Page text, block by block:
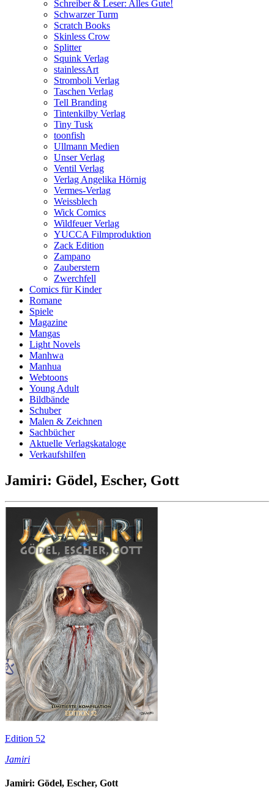
Schreiber & Leser: Alles Gute!
Schwarzer Turm
Scratch Books
Skinless Crow
Splitter
Squink Verlag
stainlessArt
Stromboli Verlag
Taschen Verlag
Tell Branding
Tintenkilby Verlag
Tiny Tusk
toonfish
Ullmann Medien
Unser Verlag
Ventil Verlag
Verlag Angelika Hörnig
Vermes-Verlag
Weissblech
Wick Comics
Wildfeuer Verlag
YUCCA Filmproduktion
Zack Edition
Zampano
Zauberstern
Zwerchfell
Comics für Kinder
Romane
Spiele
Magazine
Mangas
Light Novels
Manhwa
Manhua
Webtoons
Young Adult
Bildbände
Schuber
Malen & Zeichnen
Sachbücher
Aktuelle Verlagskataloge
Verkaufshilfen
Jamiri: Gödel, Escher, Gott
Edition 52
Jamiri
Jamiri: Gödel, Escher, Gott